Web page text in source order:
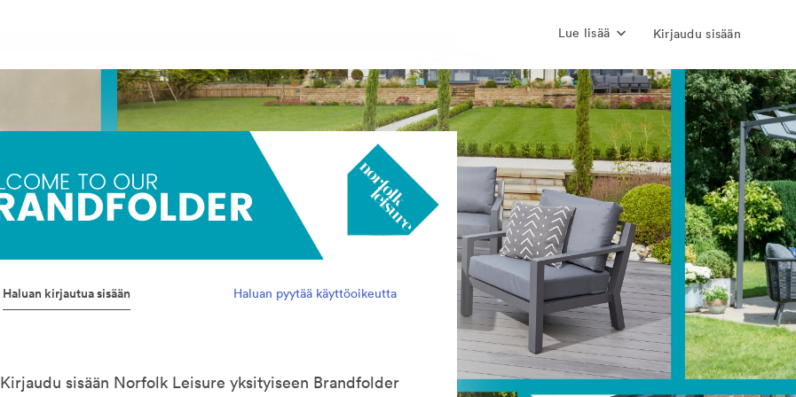
Lue lisää Kirjaudu sisään
Haluan kirjautua sisään Haluan pyytää käyttöoikeutta
Kirjaudu sisään Norfolk Leisure yksityiseen Brandfolder